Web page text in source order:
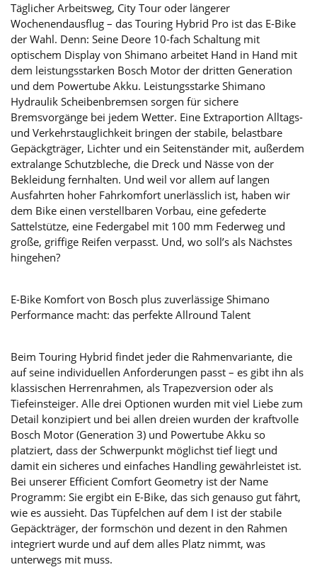
Täglicher Arbeitsweg, City Tour oder längerer
Wochenendausflug – das Touring Hybrid Pro ist das E-Bike
der Wahl. Denn: Seine Deore 10-fach Schaltung mit
optischem Display von Shimano arbeitet Hand in Hand mit
dem leistungsstarken Bosch Motor der dritten Generation
und dem Powertube Akku. Leistungsstarke Shimano
Hydraulik Scheibenbremsen sorgen für sichere
Bremsvorgänge bei jedem Wetter. Eine Extraportion Alltags-
und Verkehrstauglichkeit bringen der stabile, belastbare
Gepäckgträger, Lichter und ein Seitenständer mit, außerdem
extralange Schutzbleche, die Dreck und Nässe von der
Bekleidung fernhalten. Und weil vor allem auf langen
Ausfahrten hoher Fahrkomfort unerlässlich ist, haben wir
dem Bike einen verstellbaren Vorbau, eine gefederte
Sattelstütze, eine Federgabel mit 100 mm Federweg und
große, griffige Reifen verpasst. Und, wo soll’s als Nächstes
hingehen?
E-Bike Komfort von Bosch plus zuverlässige Shimano
Performance macht: das perfekte Allround Talent
Beim Touring Hybrid findet jeder die Rahmenvariante, die
auf seine individuellen Anforderungen passt – es gibt ihn als
klassischen Herrenrahmen, als Trapezversion oder als
Tiefeinsteiger. Alle drei Optionen wurden mit viel Liebe zum
Detail konzipiert und bei allen dreien wurden der kraftvolle
Bosch Motor (Generation 3) und Powertube Akku so
platziert, dass der Schwerpunkt möglichst tief liegt und
damit ein sicheres und einfaches Handling gewährleistet ist.
Bei unserer Efficient Comfort Geometry ist der Name
Programm: Sie ergibt ein E-Bike, das sich genauso gut fährt,
wie es aussieht. Das Tüpfelchen auf dem I ist der stabile
Gepäckträger, der formschön und dezent in den Rahmen
integriert wurde und auf dem alles Platz nimmt, was
unterwegs mit muss.